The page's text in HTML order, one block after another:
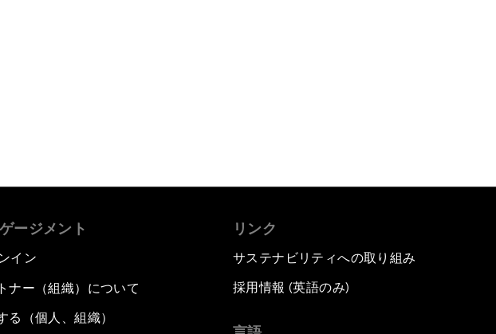
ージメント
イン
ナー（組織）について
る（個人、組織）
リンク
サステナビリティへの取り組み
採用情報 (英語のみ)